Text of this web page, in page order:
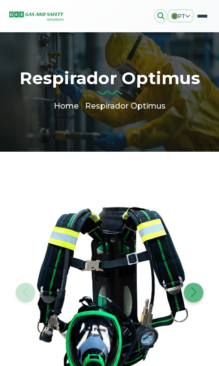
PT
Respirador Optimus
Home| Respirador Optimus